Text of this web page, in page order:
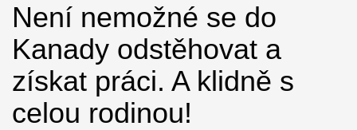
Není nemožné se do
Kanady odstěhovat a
získat práci. A klidně s
celou rodinou!